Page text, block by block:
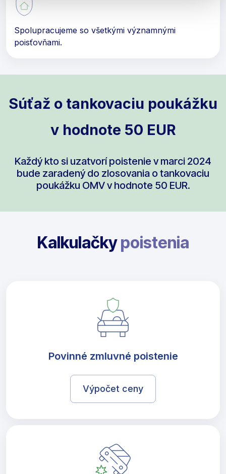
Spolupracujeme so všetkými významnými
poisťovňami.
Súťaž o tankovaciu poukážku
v hodnote 50 EUR
Každý kto si uzatvorí poistenie v marci 2024
bude zaradený do zlosovania o tankovaciu
poukážku OMV v hodnote 50 EUR.
Kalkulačkypoistenia
Povinné zmluvné poistenie
Výpočet ceny